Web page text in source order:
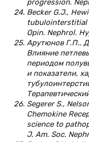
progression.
Becker G.J.,
tubulointerstitial
Opin. Nephrol.
Арутюнов Г.П.,
Влияние
периодом
и показатели,
Segerer S.,
Chemokine
science to
J. Am. Soc.